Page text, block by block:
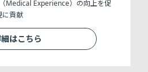
Medical Experience）の向上を促
に貢献
はこちら